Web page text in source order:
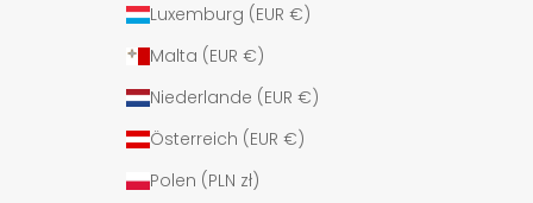
Luxemburg (EUR €)
Malta (EUR €)
Niederlande (EUR €)
Österreich (EUR €)
Polen (PLN zł)